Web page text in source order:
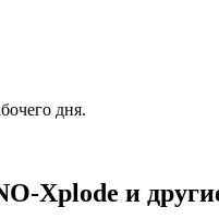
дня.
Xplode и